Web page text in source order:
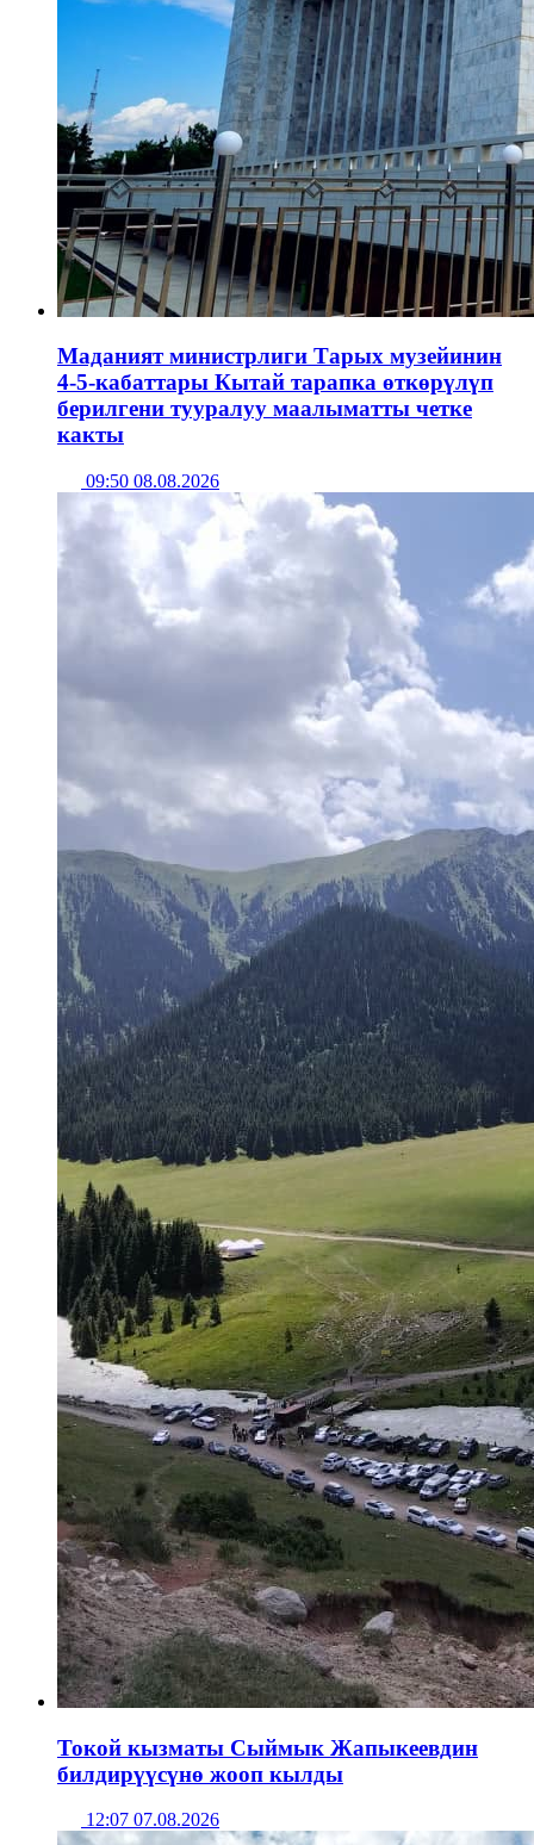
Маданият министрлиги Тарых музейинин
4-5-кабаттары Кытай тарапка өткөрүлүп
берилгени тууралуу маалыматты четке
какты
09:50 08.08.2026
Токой кызматы Сыймык Жапыкеевдин
билдирүүсүнө жооп кылды
12:07 07.08.2026